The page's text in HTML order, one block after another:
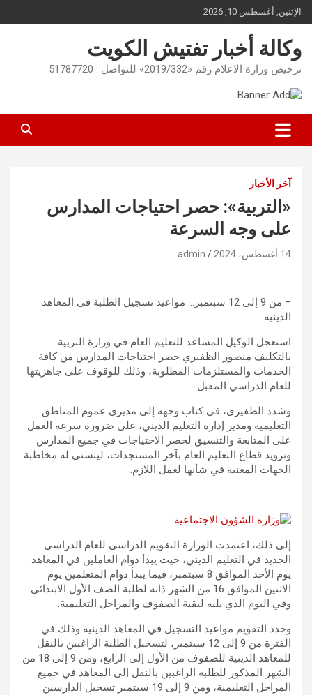
Skip
to
content
الإثنين, أغسطس 10, 2026
وكالة أخبار تفتيش الكويت
ترخيص وزارة الاعلام رقم «2019/332» للتواصل : 51787720
آخر الأخبار
«التربية»: حصر احتياجات المدارس
على وجه السرعة
14 أغسطس، 2024 admin
– من 9 إلى 12 سبتمبر… مواعيد تسجيل الطلبة في المعاهد
الدينية
استعجل الوكيل المساعد للتعليم العام في وزارة التربية
بالتكليف منصور الظفيري حصر احتياجات المدارس من كافة
الخدمات والمستلزمات المطلوبة، وذلك للوقوف على جاهزيتها
للعام الدراسي المقبل.
وشدد الظفيري، في كتاب وجهه إلى مديري عموم المناطق
التعليمية ومدير إدارة التعليم الديني، على ضرورة سرعة العمل
على المتابعة والتنسيق لحصر الاحتياجات في جميع المدارس
وتزويد قطاع التعليم العام بآخر المستجدات، ليتسنى له مخاطبة
الجهات المعنية في شأنها لعمل اللازم.
إلى ذلك، اعتمدت الوزارة التقويم الدراسي للعام الدراسي
الجديد في التعليم الديني، حيث يبدأ دوام العاملين في المعاهد
يوم الأحد الموافق 8 سبتمبر، فيما يبدأ دوام المتعلمين يوم
الاثنين الموافق 16 من الشهر ذاته لطلبة الصف الأول الابتدائي
وفي اليوم الذي يليه لبقية الصفوف والمراحل التعليمية.
وحدد التقويم مواعيد التسجيل في المعاهد الدينية وذلك في
الفترة من 9 إلى 12 سبتمبر، لتسجيل الطلبة الراغبين بالنقل
للمعاهد الدينية للصفوف من الأول إلى الرابع، ومن 9 إلى 18 من
الشهر المذكور للطلبة الراغبين بالنقل إلى المعاهد في جميع
المراحل التعليمية، ومن 9 إلى 19 سبتمبر تسجيل الدارسين